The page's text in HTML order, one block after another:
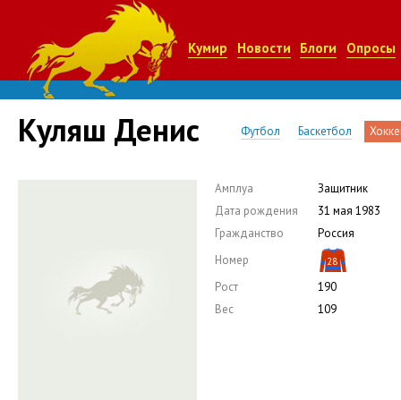
Кумир Новости Блоги Опросы
Куляш Денис Футбол Баскетбол
Амплуа
Защитник
Дата рождения
31 мая 1983
Гражданство
Россия
Номер
28
Рост
190
Вес
109